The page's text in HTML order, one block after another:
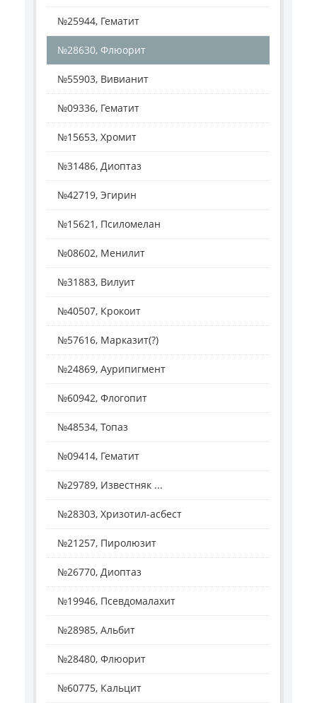
№25944, Гематит
№28630, Флюорит
№55903, Вивианит
№09336, Гематит
№15653, Хромит
№31486, Диоптаз
№42719, Эгирин
№15621, Псиломелан
№08602, Менилит
№31883, Вилуит
№40507, Крокоит
№57616, Марказит(?)
№24869, Аурипигмент
№60942, Флогопит
№48534, Топаз
№09414, Гематит
№29789, Известняк ...
№28303, Хризотил-асбест
№21257, Пиролюзит
№26770, Диоптаз
№19946, Псевдомалахит
№28985, Альбит
№28480, Флюорит
№60775, Кальцит